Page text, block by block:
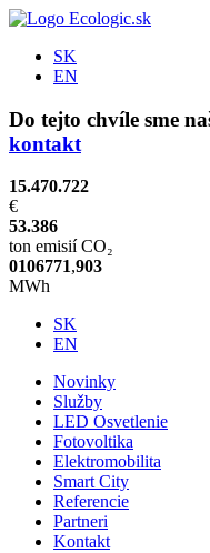
SK
EN
Do tejto chvíle sme
kontakt
15.470.722
€
53.386
ton emisií CO₂
0106771,903
MWh
SK
EN
Novinky
Služby
LED Osvetlenie
Fotovoltika
Elektromobilita
Smart City
Referencie
Partneri
Kontakt